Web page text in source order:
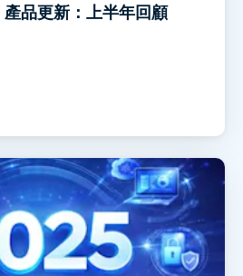
品更新：上半年回顧